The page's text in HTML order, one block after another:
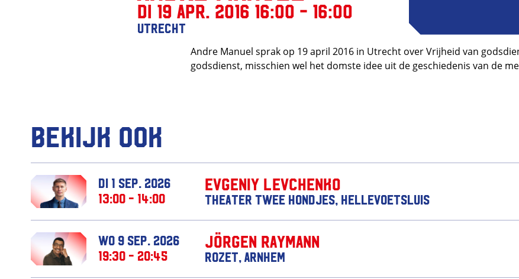
di 19 apr. 2016 16:00 - 16:00
Utrecht
Andre Manuel sprak op 19 april 2016 in Utrecht over Vrijheid van
godsdienst, misschien wel het domste idee uit de geschiedenis van de
Bekijk ook
Evgeniy Levchenko
Theater Twee Hondjes, Hellevoetsluis
di 1 sep. 2026
13:00 - 14:00
Jörgen Raymann
Rozet, Arnhem
wo 9 sep. 2026
19:30 - 20:45